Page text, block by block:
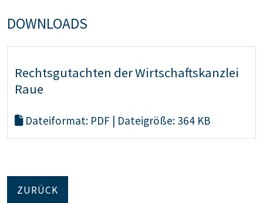
DOWNLOADS
Rechtsgutachten der Wirtschaftskanzlei
Raue
Dateiformat: PDF | Dateigröße: 364 KB
ZURÜCK